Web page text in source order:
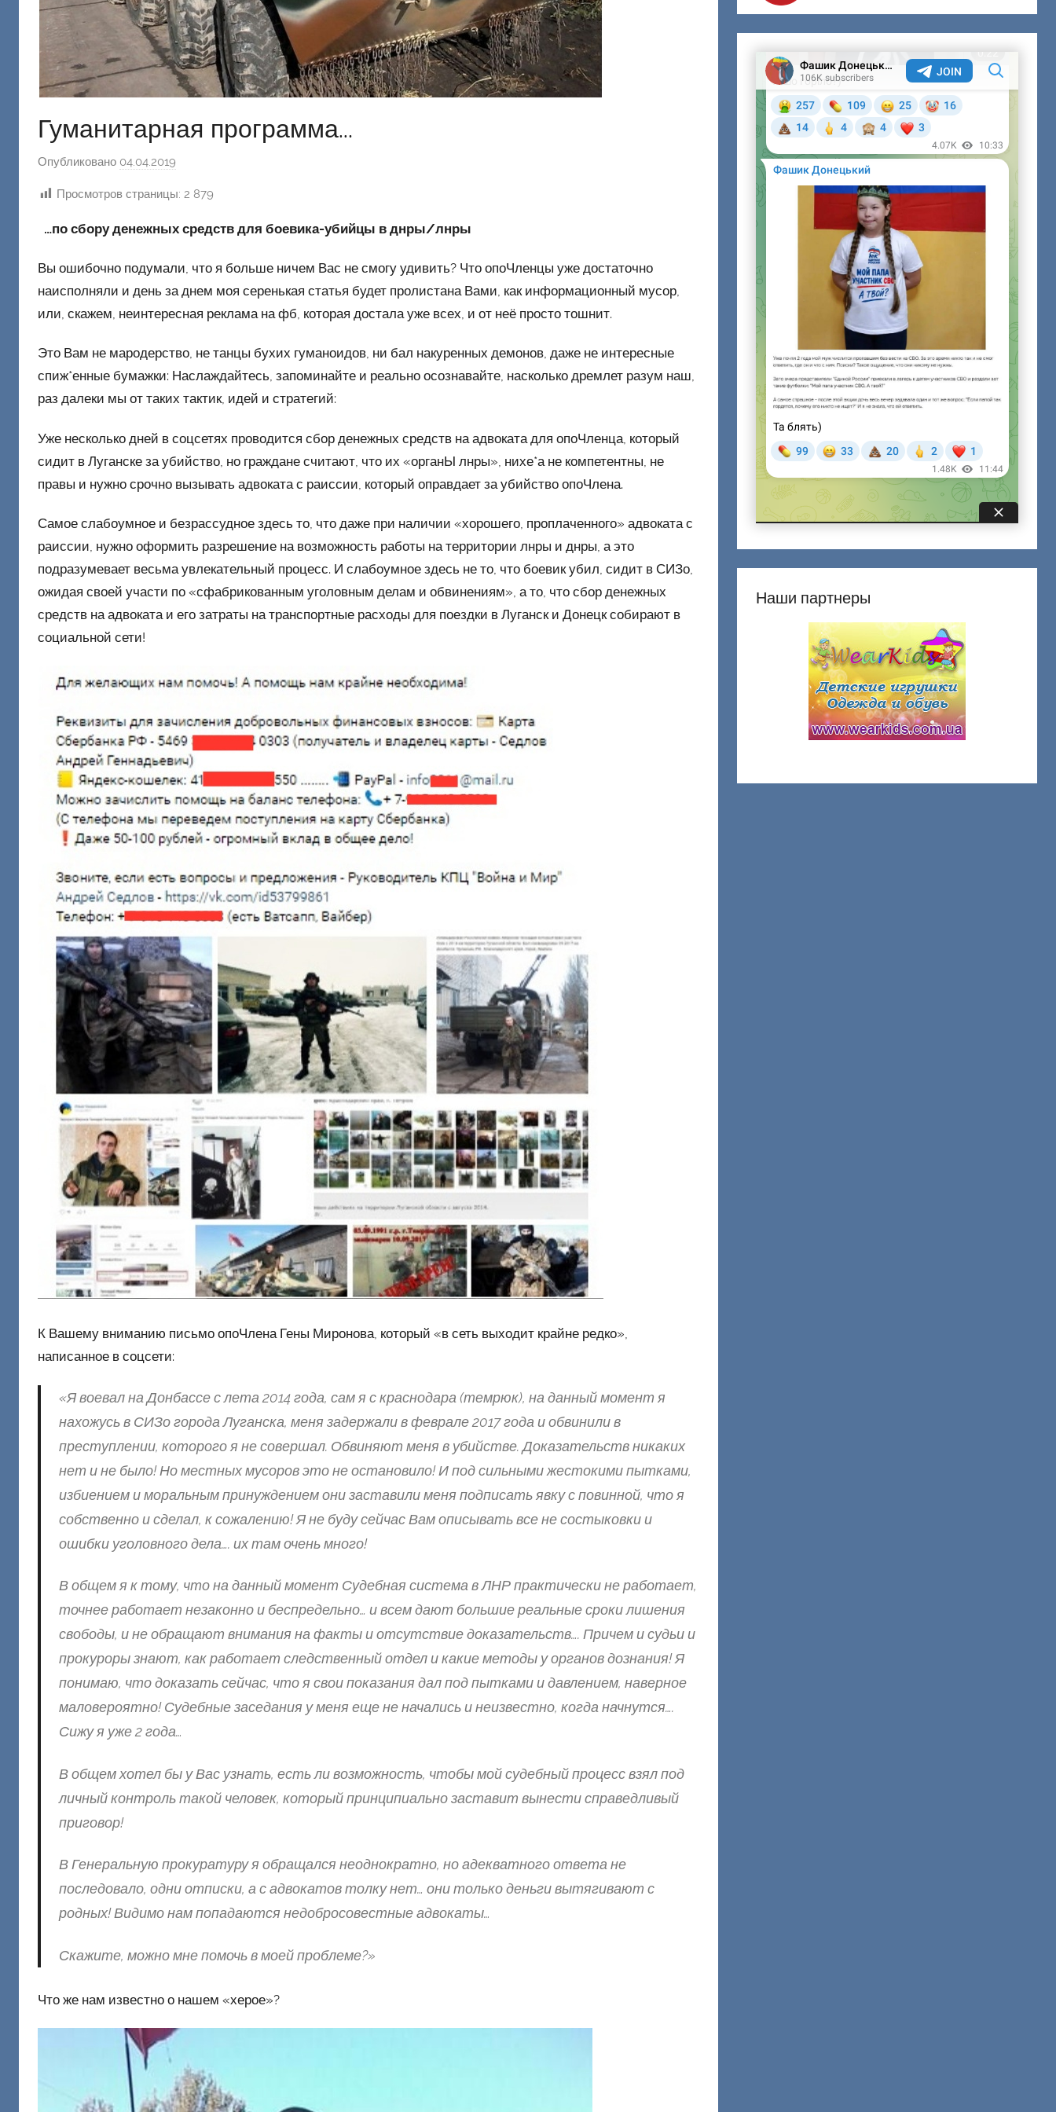
Гуманитарная программа…
Опубликовано 04.04.2019
т
о
о
Д
н
е
ц
и
й
Просмотров страницы: 2 879
…по сбору денежных средств для боевика-убийцы в днры/лнры
Вы ошибочно подумали, что я больше ничем Вас не смогу удивить? Что опоЧленцы уже достаточно
наисполняли и день за днем моя серенькая статья будет пролистана Вами, как информационный мусор,
или, скажем, неинтересная реклама на фб, которая достала уже всех, и от неё просто тошнит.
Это Вам не мародерство, не танцы бухих гуманоидов, ни бал накуренных демонов, даже не интересные
спиж*енные бумажки: Наслаждайтесь, запоминайте и реально осознавайте, насколько дремлет разум наш,
раз далеки мы от таких тактик, идей и стратегий:
Уже несколько дней в соцсетях проводится сбор денежных средств на адвоката для опоЧленца, который
сидит в Луганске за убийство, но граждане считают, что их «органЫ лнры», нихе*а не компетентны, не
правы и нужно срочно вызывать адвоката с раиссии, который оправдает за убийство опоЧлена.
Самое слабоумное и безрассудное здесь то, что даже при наличии «хорошего, проплаченного» адвоката с
раиссии, нужно оформить разрешение на возможность работы на территории лнры и днры, а это
подразумевает весьма увлекательный процесс. И слабоумное здесь не то, что боевик убил, сидит в СИЗо,
ожидая своей участи по «сфабрикованным уголовным делам и обвинениям», а то, что сбор денежных
средств на адвоката и его затраты на транспортные расходы для поездки в Луганск и Донецк собирают в
социальной сети!
К Вашему вниманию письмо опоЧлена Гены Миронова, который «в сеть выходит крайне редко»,
написанное в соцсети:
«Я воевал на Донбассе с лета 2014 года, сам я с краснодара (темрюк), на данный момент я
нахожусь в СИЗо города Луганска, меня задержали в феврале 2017 года и обвинили в
преступлении, которого я не совершал. Обвиняют меня в убийстве. Доказательств никаких
нет и не было! Но местных мусоров это не остановило! И под сильными жестокими пытками,
избиением и моральным принуждением они заставили меня подписать явку с повинной, что я
собственно и сделал, к сожалению! Я не буду сейчас Вам описывать все не состыковки и
ошибки уголовного дела…. их там очень много!
В общем я к тому, что на данный момент Судебная система в ЛНР практически не работает,
точнее работает незаконно и беспредельно… и всем дают большие реальные сроки лишения
свободы, и не обращают внимания на факты и отсутствие доказательств…. Причем и судьи и
прокуроры знают, как работает следственный отдел и какие методы у органов дознания! Я
понимаю, что доказать сейчас, что я свои показания дал под пытками и давлением, наверное
маловероятно! Судебные заседания у меня еще не начались и неизвестно, когда начнутся….
Сижу я уже 2 года…
В общем хотел бы у Вас узнать, есть ли возможность, чтобы мой судебный процесс взял под
личный контроль такой человек, который принципиально заставит вынести справедливый
приговор!
В Генеральную прокуратуру я обращался неоднократно, но адекватного ответа не
последовало, одни отписки, а с адвокатов толку нет… они только деньги вытягивают с
родных! Видимо нам попадаются недобросовестные адвокаты…
Скажите, можно мне помочь в моей проблеме?»
Что же нам известно о нашем «херое»?
Наши партнеры